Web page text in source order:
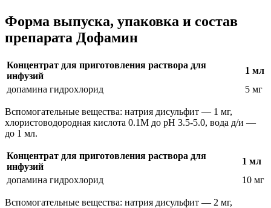
Форма выпуска, упаковка и состав
препарата Дофамин
Концентрат для приготовления раствора для
инфузий
1 мл
допамина гидрохлорид
5 мг
Вспомогательные вещества: натрия дисульфит — 1 мг,
хлористоводородная кислота 0.1М до pH 3.5-5.0, вода д/и —
до 1 мл.
Концентрат для приготовления раствора для
инфузий
1 мл
допамина гидрохлорид
10 мг
Вспомогательные вещества: натрия дисульфит — 2 мг,